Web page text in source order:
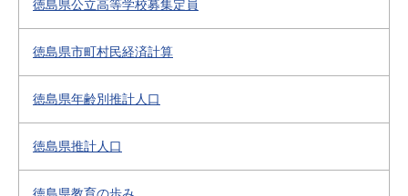
徳島県公立高等学校募集定員
徳島県市町村民経済計算
徳島県年齢別推計人口
徳島県推計人口